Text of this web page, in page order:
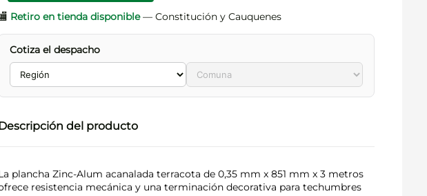
Retiro en tienda disponible— Constitución y Cauquenes
Cotiza el despacho
del producto
plancha Zinc-Alum acanalada terracota de 0,35 mm x 851 mm x 3 metros
resistencia mecánica y una terminación decorativa para techumbres